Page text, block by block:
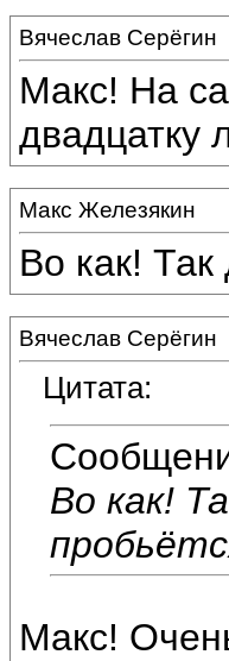
Вячеслав Серёгин
Макс! На
двадцатку
Макс Железякин
Во как!
Вячеслав Серёгин
Цитата:
Во как!
Макс!